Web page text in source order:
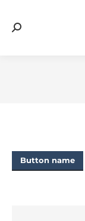
Search:
Button name